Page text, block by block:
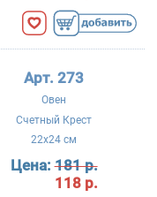
Арт. 273
Овен
Счетный Крест
22x24 см
Цена:181 р.
118 р.